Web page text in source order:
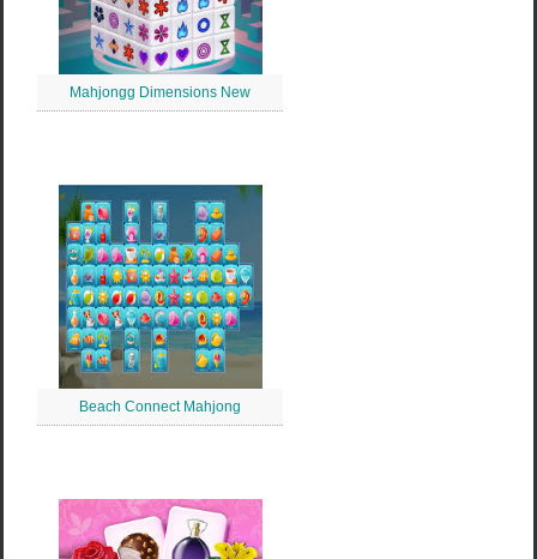
Mahjongg Dimensions New
Beach Connect Mahjong